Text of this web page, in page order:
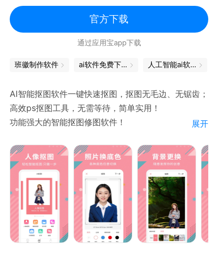
-【一键拼图】：可将几张照片以合理的方式拼接在一
起，将多张照片合并为一张
-【流动图片】：可制作发丝流动、天空流动等效果
-【书单视频】：一键制作火爆抖音的书单视频
- 支持一键快速去水印，简单易操作
- 支持视频制作工具，各种功能应有尽有
- 支持多种格式视频去水印
- 支持视频编辑功能，简单易用功能强大
官方下载
通过应用宝app下载
班徽制作软件 ai软件免费下载 人工智能ai软件
AI智能抠图软件一键快速抠图，抠图无毛边、无锯齿；
高效ps抠图工具，无需等待，简单实用！
功能强大的智能抠图修图软件！
AI智能抠图软件是一款可以擦除背景和图片编辑的专业
P图修图软件。拥有媲美专业图像编辑处理软件PS的强
大的抠图P图功能，简洁友好的界面和简单易学的操
作，为你的每一张不满意的图片进行完美的修复，轻松
完成时尚大片的图片处理，带给你不一样的轻松修图体
验，把你的每一个精彩瞬间记录在图片中，深藏在记忆
中！
展开